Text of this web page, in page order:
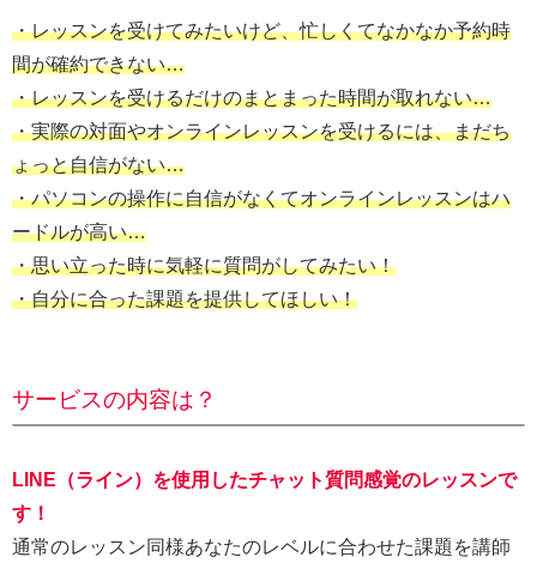
・レッスンを受けてみたいけど、忙しくてなかなか予約時
間が確約できない…
・レッスンを受けるだけのまとまった時間が取れない…
・実際の対面やオンラインレッスンを受けるには、まだち
ょっと自信がない…
・パソコンの操作に自信がなくてオンラインレッスンはハ
ードルが高い…
・思い立った時に気軽に質問がしてみたい！
・自分に合った課題を提供してほしい！
サービスの内容は？
LINE（ライン）を使用したチャット質問感覚のレッスンで
す！
通常のレッスン同様あなたのレベルに合わせた課題を講師